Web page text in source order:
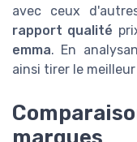
avec ceux
rapport qualité
emma. En
ainsi tirer le
marques